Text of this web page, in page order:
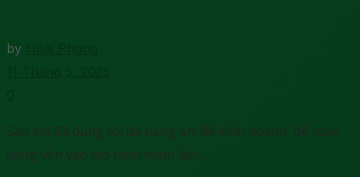
by
Sau khi đã dùng tối đa năng lực để kinh doanh, để xoay
vòng vốn vào mô hình mình làm...